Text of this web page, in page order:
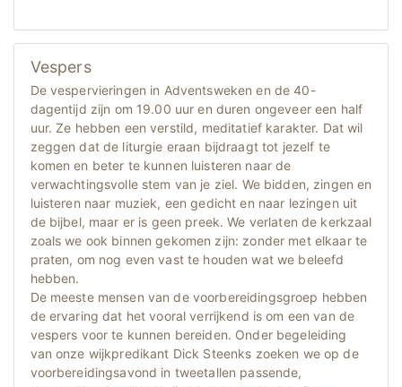
Vespers
De vespervieringen in Adventsweken en de 40-
dagentijd zijn om 19.00 uur en duren ongeveer een half
uur. Ze hebben een verstild, meditatief karakter. Dat wil
zeggen dat de liturgie eraan bijdraagt tot jezelf te
komen en beter te kunnen luisteren naar de
verwachtingsvolle stem van je ziel. We bidden, zingen en
luisteren naar muziek, een gedicht en naar lezingen uit
de bijbel, maar er is geen preek. We verlaten de kerkzaal
zoals we ook binnen gekomen zijn: zonder met elkaar te
praten, om nog even vast te houden wat we beleefd
hebben.
De meeste mensen van de voorbereidingsgroep hebben
de ervaring dat het vooral verrijkend is om een van de
vespers voor te kunnen bereiden. Onder begeleiding
van onze wijkpredikant Dick Steenks zoeken we op de
voorbereidingsavond in tweetallen passende,